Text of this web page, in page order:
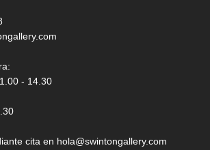
- 14.30
cita en hola@swintongallery.com